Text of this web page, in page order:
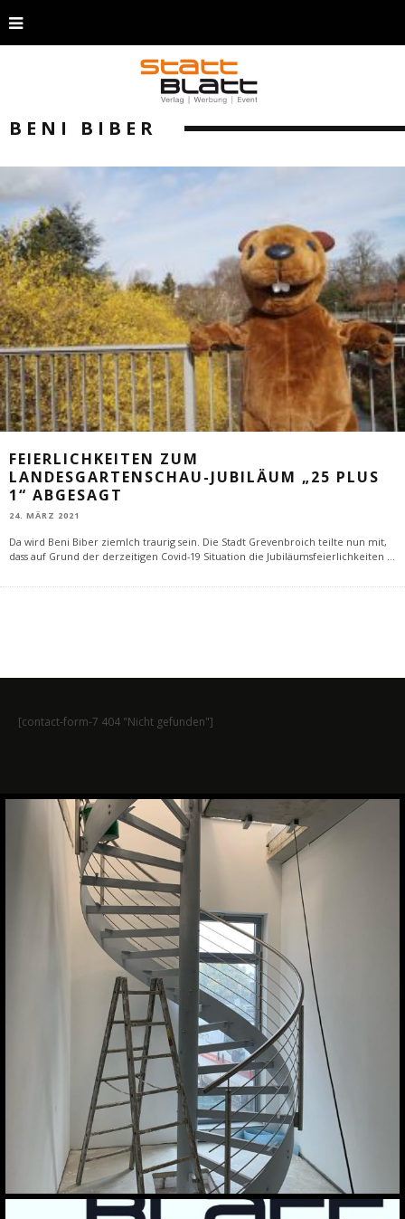
BENI BIBER
FEIERLICHKEITEN ZUM
LANDESGARTENSCHAU-JUBILÄUM „25 PLUS
1“ ABGESAGT
24. MÄRZ 2021
Da wird Beni Biber ziemlch traurig sein. Die Stadt Grevenbroich teilte nun mit,
dass auf Grund der derzeitigen Covid-19 Situation die Jubiläumsfeierlichkeiten ...
[contact-form-7 404 "Nicht gefunden"]